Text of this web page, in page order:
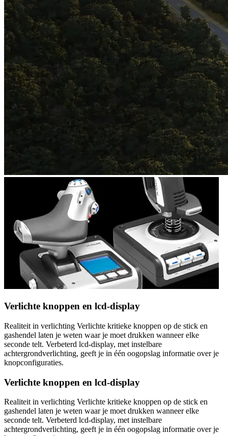
Verlichte knoppen en lcd-display
Realiteit in verlichting Verlichte kritieke knoppen op de stick en
gashendel laten je weten waar je moet drukken wanneer elke
seconde telt. Verbeterd lcd-display, met instelbare
achtergrondverlichting, geeft je in één oogopslag informatie over je
knopconfiguraties.
Verlichte knoppen en lcd-display
Realiteit in verlichting Verlichte kritieke knoppen op de stick en
gashendel laten je weten waar je moet drukken wanneer elke
seconde telt. Verbeterd lcd-display, met instelbare
achtergrondverlichting, geeft je in één oogopslag informatie over je